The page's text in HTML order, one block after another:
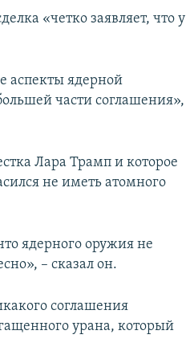
«четко заявляет, что у
аспекты ядерной
части соглашения»,
Лара Трамп и которое
не иметь атомного
ядерного оружия не
– сказал он.
соглашения
урана, который